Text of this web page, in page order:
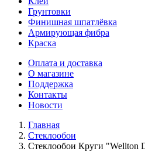
Грунтовки
Финишная шпатлёвка
Армирующая фибра
Краска
Оплата и доставка
О магазине
Поддержка
Контакты
Новости
Главная
Стеклообои
Стеклообои Круги "Wellton